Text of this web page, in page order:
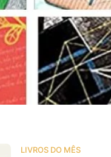
LIVROS DO MÊS